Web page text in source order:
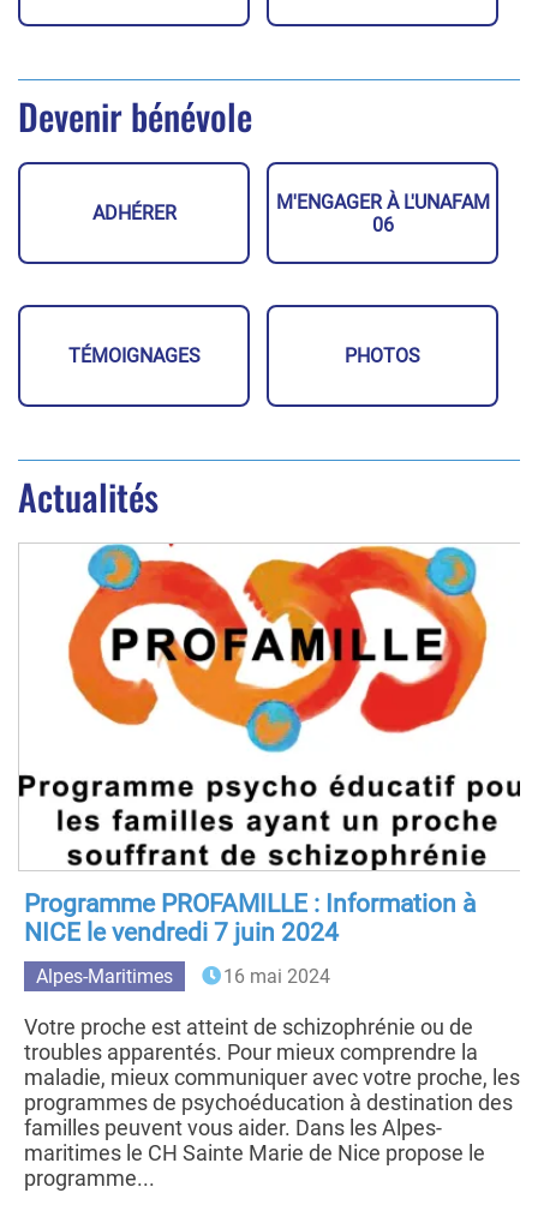
Devenir bénévole
ADHÉRER
M'ENGAGER À L'UNAFAM
06
TÉMOIGNAGES PHOTOS
Actualités
Programme PROFAMILLE : Information à
NICE le vendredi 7 juin 2024
Alpes-Maritimes 16 mai 2024
Votre proche est atteint de schizophrénie ou de
troubles apparentés. Pour mieux comprendre la
maladie, mieux communiquer avec votre proche, les
programmes de psychoéducation à destination des
familles peuvent vous aider. Dans les Alpes-
maritimes le CH Sainte Marie de Nice propose le
programme...